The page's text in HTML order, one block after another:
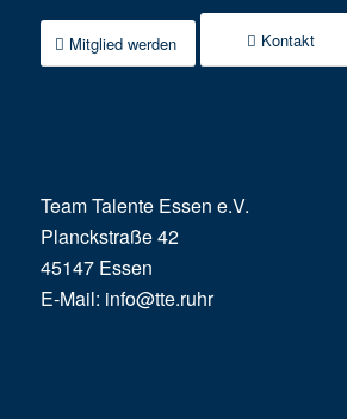
Mitglied werden Kontakt
Team Talente Essen e.V.
Planckstraße 42
45147 Essen
E-Mail: info@tte.ruhr